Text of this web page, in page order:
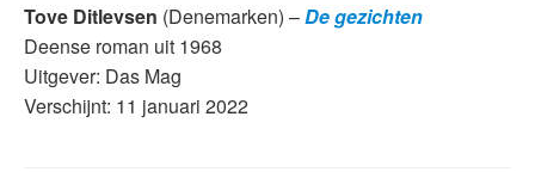
Tove Ditlevsen (Denemarken) –De gezichten
Deense roman uit 1968
Uitgever: Das Mag
Verschijnt: 11 januari 2022